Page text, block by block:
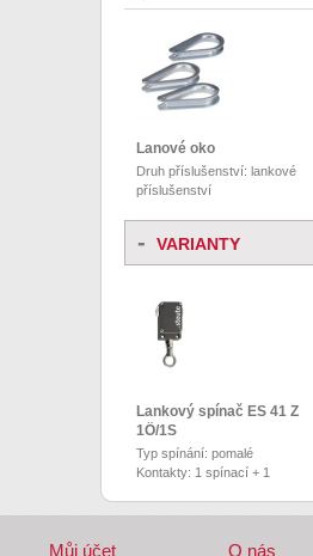
Lanové oko
Druh příslušenství: lankové
příslušenství
- VARIANTY
Lankový spínač ES 41 Z
1Ö/1S
Typ spínání: pomalé
Kontakty: 1 spínací + 1
Můj účet O nás